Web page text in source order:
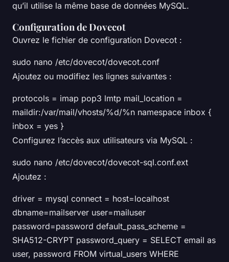
qu’il utilise la même base de données MySQL.
Configuration de Dovecot
Ouvrez le fichier de configuration Dovecot :
sudo nano /etc/dovecot/dovecot.conf
Ajoutez ou modifiez les lignes suivantes :
protocols = imap pop3 lmtp mail_location =
maildir:/var/mail/vhosts/%d/%n namespace inbox {
inbox = yes }
Configurez l’accès aux utilisateurs via MySQL :
sudo nano /etc/dovecot/dovecot-sql.conf.ext
Ajoutez :
driver = mysql connect = host=localhost
dbname=mailserver user=mailuser
password=password default_pass_scheme =
SHA512-CRYPT password_query = SELECT email as
user, password FROM virtual_users WHERE